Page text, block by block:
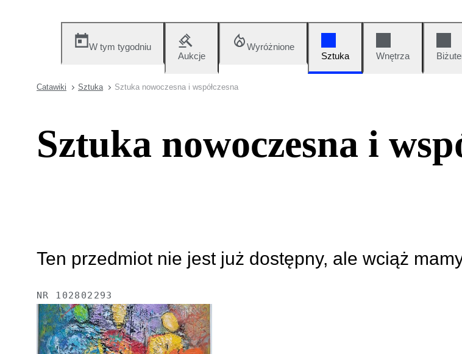
W tym tygodniu
Aukcje
Wyróżnione
Sztuka
Wnętrza
Catawiki Sztuka Sztuka nowoczesna i współczesna
Sztuka nowoczesna i
Ten przedmiot nie jest już dostępny, ale wciąż
NR 102802293